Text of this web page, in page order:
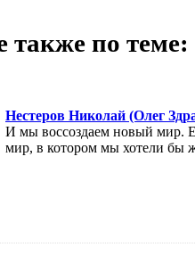
также по теме:
Нестеров Николай (Олег
И мы воссоздаем новый мир.
мир, в котором мы хотели бы